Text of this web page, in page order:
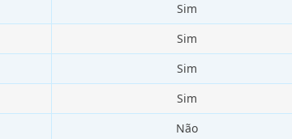
Sim
Sim
Sim
Sim
Não